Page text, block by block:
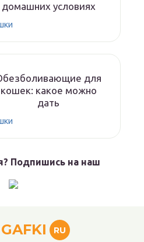
домашних условиях
для
кошек: какое можно
дать
Подпишись на наш
GAFKI RU